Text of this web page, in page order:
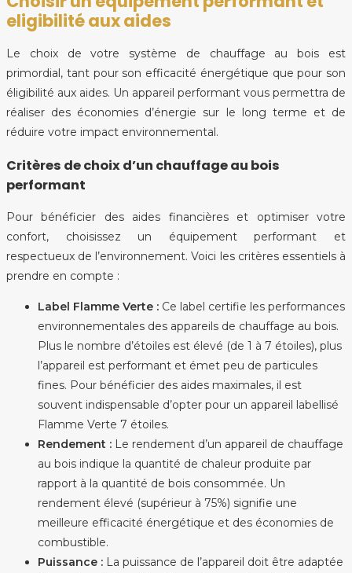
eligibilité aux aides
Le choix de votre système de chauffage au bois est
primordial, tant pour son efficacité énergétique que pour son
éligibilité aux aides. Un appareil performant vous permettra de
réaliser des économies d’énergie sur le long terme et de
réduire votre impact environnemental.
Critères de choix d’un chauffage au bois
performant
Pour bénéficier des aides financières et optimiser votre
confort, choisissez un équipement performant et
respectueux de l’environnement. Voici les critères essentiels à
prendre en compte :
Label Flamme Verte : Ce label certifie les performances
environnementales des appareils de chauffage au bois.
Plus le nombre d’étoiles est élevé (de 1 à 7 étoiles), plus
l’appareil est performant et émet peu de particules
fines. Pour bénéficier des aides maximales, il est
souvent indispensable d’opter pour un appareil labellisé
Flamme Verte 7 étoiles.
Rendement : Le rendement d’un appareil de chauffage
au bois indique la quantité de chaleur produite par
rapport à la quantité de bois consommée. Un
rendement élevé (supérieur à 75%) signifie une
meilleure efficacité énergétique et des économies de
combustible.
Puissance : La puissance de l’appareil doit être adaptée